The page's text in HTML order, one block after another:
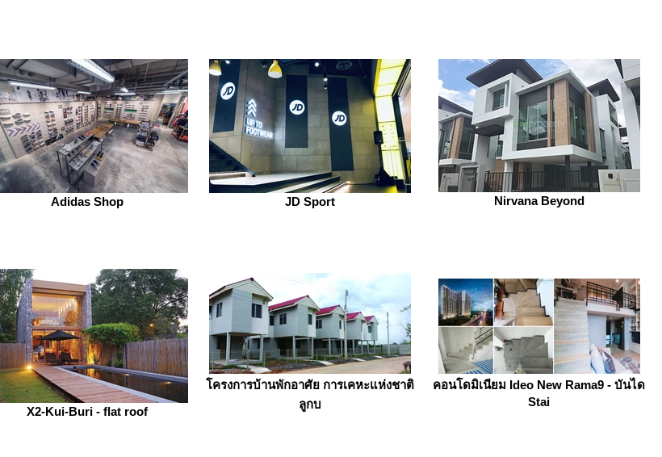
Adidas Shop JD Sport Nirvana Beyond
X2-Kui-Buri - flat roof
โครงการบ้านพักอาศัย การเคหะแห่งชาติ
ลูกบ
คอนโดมิเนียม Ideo New Rama9 - บันได
Stai